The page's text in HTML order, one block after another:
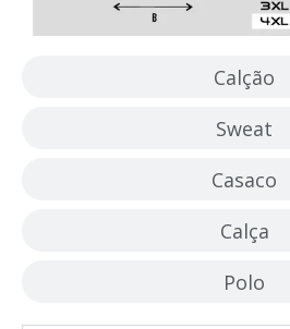
Calção
Sweat
Casaco
Calça
Polo